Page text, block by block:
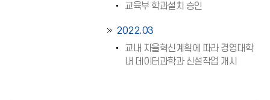
교육부 학과설치 승인
2022.03
교내 자율혁신계획에 따라 경영대학
내 데이터과학과 신설작업 개시